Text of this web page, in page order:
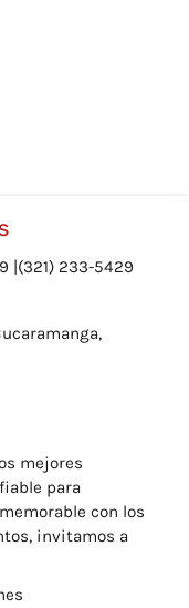
|(321) 233-5429
mejores
para
con los
invitamos a